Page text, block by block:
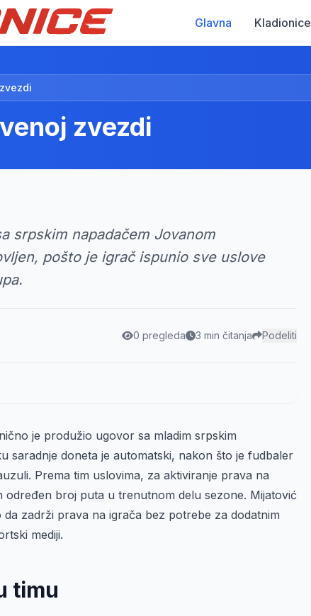
Glavna Kladionice
zvezdi
srpskim napadačem Jovanom
pošto je igrač ispunio sve uslove
0 pregleda 3 min čitanja Podeliti
je produžio ugovor sa mladim srpskim
saradnje doneta je automatski, nakon što je fudbaler
Prema tim uslovima, za aktiviranje prava na
broj puta u trenutnom delu sezone. Mijatović
zadrži prava na igrača bez potrebe za dodatnim
mediji.
timu